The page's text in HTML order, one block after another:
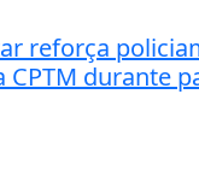
reforça
CPTM durante